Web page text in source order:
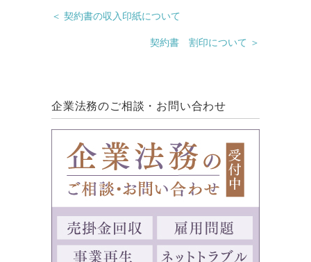
＜ 契約書の収入印紙について
契約書 割印について ＞
企業法務のご相談・お問い合わせ